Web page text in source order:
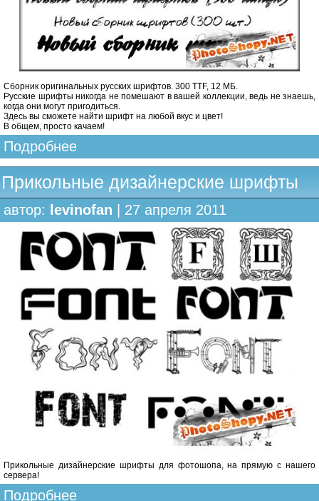
Сборник оригинальных русских шрифтов. 300 TTF, 12 МБ.
Русские шрифты никогда не помешают в вашей коллекции, ведь не знаешь,
когда они могут пригодиться.
Здесь вы сможете найти шрифт на любой вкус и цвет!
В общем, просто качаем!
Подробнее
Прикольные дизайнерские шрифты
автор: levinofan | 27 апреля 2011
Прикольные дизайнерские шрифты для фотошопа, на прямую с нашего
сервера!
Подробнее